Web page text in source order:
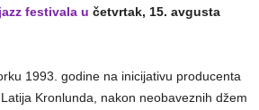
festivala u četvrtak, 15. avgusta
1993. godine na inicijativu producenta
Kronlunda, nakon neobaveznih džem